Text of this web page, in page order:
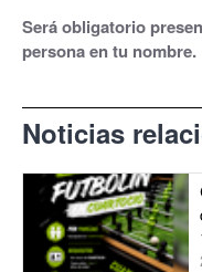
Será obligatorio
persona en tu nombre.
Noticias